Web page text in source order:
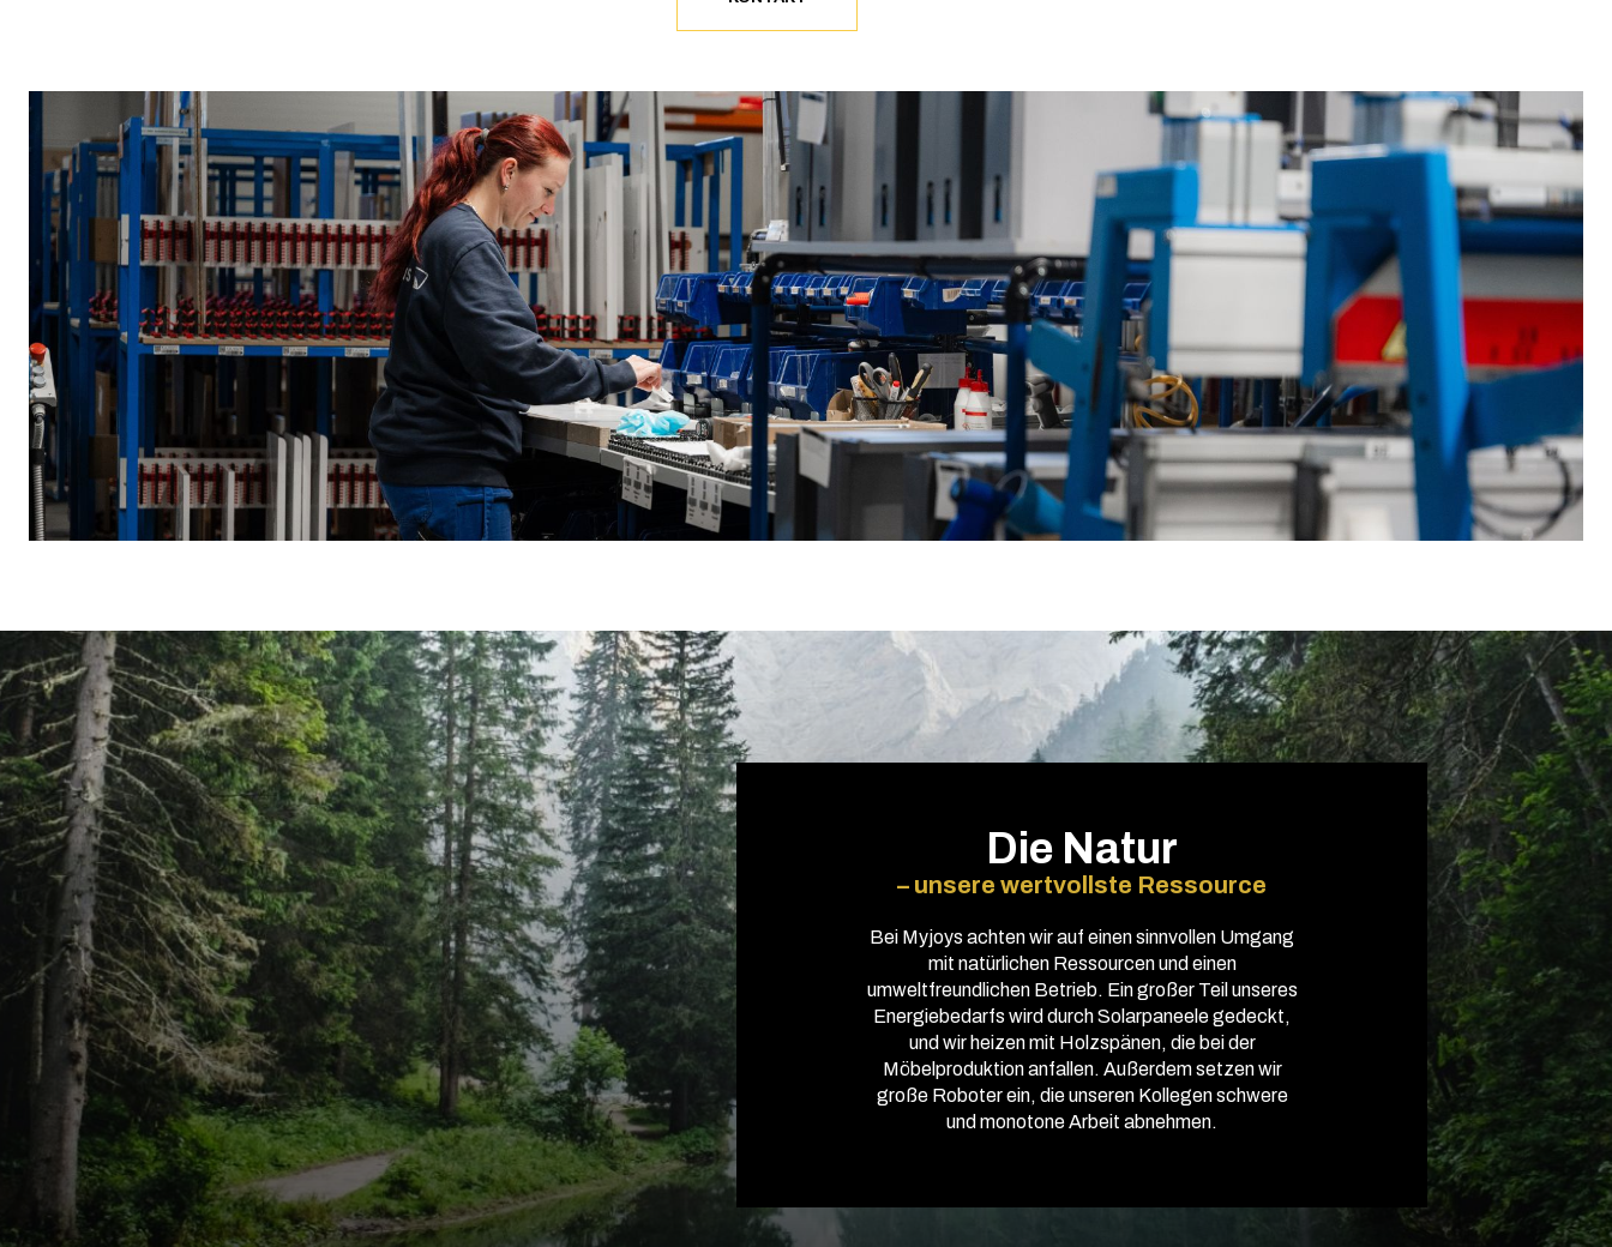
Die Natur
– unsere wertvollste Ressource
Bei Myjoys achten wir auf einen sinnvollen Umgang
mit natürlichen Ressourcen und einen
umweltfreundlichen Betrieb. Ein großer Teil unseres
Energiebedarfs wird durch Solarpaneele gedeckt,
und wir heizen mit Holzspänen, die bei der
Möbelproduktion anfallen. Außerdem setzen wir
große Roboter ein, die unseren Kollegen schwere
und monotone Arbeit abnehmen.